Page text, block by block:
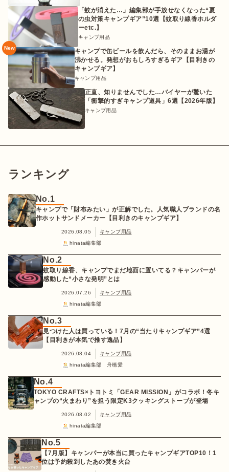
「蚊が消えた…」編集部が手放せなくなった“夏
の虫対策キャンプギア”10選【蚊取り線香ホルダ
ーetc.】
キャンプ用品
New
キャンプで缶ビールを飲んだら、そのままお湯が
沸かせる。発想がおもしろすぎるギア【目利きの
キャンプギア】
キャンプ用品
正直、知りませんでした…バイヤーが驚いた
「衝撃的すぎキャンプ道具」6選【2026年版】
キャンプ用品
ランキング
No.1
キャンプで「財布みたい」が正解でした。人気職人ブランドの名
作ホットサンドメーカー【目利きのキャンプギア】
2026.08.05
キャンプ用品
hinata編集部
No.2
蚊取り線香、キャンプでまだ地面に置いてる？キャンパーが
感動した“小さな発明”とは
2026.07.26
キャンプ用品
hinata編集部
No.3
見つけた人は買っている！7月の“当たりキャンプギア”4選
【目利きが本気で推す逸品】
2026.08.04
キャンプ用品
hinata編集部 舟橋愛
No.4
TOKYO CRAFTS×トヨトミ「GEAR MISSION」がコラボ！冬キ
ャンプの“火まわり”を担う限定K3クッキングストーブが登場
2026.08.02
キャンプ用品
hinata編集部
No.5
【7月版】キャンパーが本当に買ったキャンプギアTOP10！1
位は予約殺到したあの焚き火台